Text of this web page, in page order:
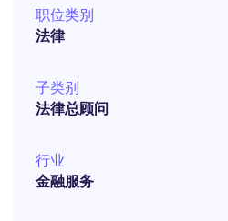
职位类别
法律
子类别
法律总顾问
行业
金融服务